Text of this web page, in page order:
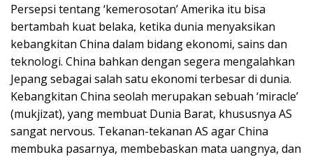
Persepsi tentang ‘kemerosotan’ Amerika itu bisa
bertambah kuat belaka, ketika dunia menyaksikan
kebangkitan China dalam bidang ekonomi, sains dan
teknologi. China bahkan dengan segera mengalahkan
Jepang sebagai salah satu ekonomi terbesar di dunia.
Kebangkitan China seolah merupakan sebuah ‘miracle’
(mukjizat), yang membuat Dunia Barat, khususnya AS
sangat nervous. Tekanan-tekanan AS agar China
membuka pasarnya, membebaskan mata uangnya, dan